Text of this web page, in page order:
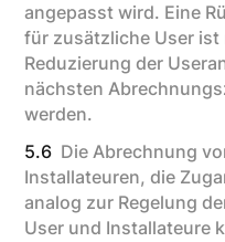
angepasst wird. Eine
für zusätzliche User
Reduzierung der
nächsten
werden.
5.6 Die Abrechnung
Installateuren, die
analog zur Regelung
User und Installateure